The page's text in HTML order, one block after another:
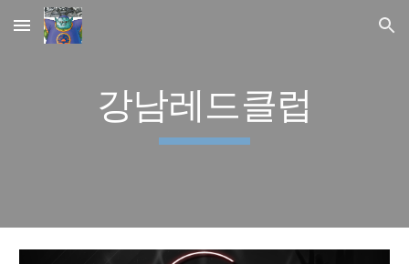
Skip to main content Skip to navigation
강남레드클럽